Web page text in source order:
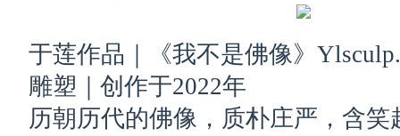
于莲作品｜《我不是佛像》
雕塑｜创作于2022年
历朝历代的佛像，质朴庄严，含